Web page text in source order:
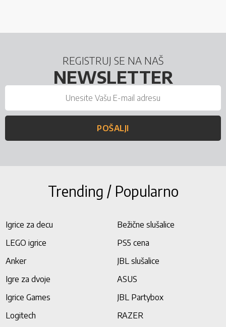
REGISTRUJ SE NA NAŠ
NEWSLETTER
POŠALJI
Trending / Popularno
Igrice za decu
Bežične slušalice
LEGO igrice
PS5 cena
Anker
JBL slušalice
Igre za dvoje
ASUS
Igrice Games
JBL Partybox
Logitech
RAZER